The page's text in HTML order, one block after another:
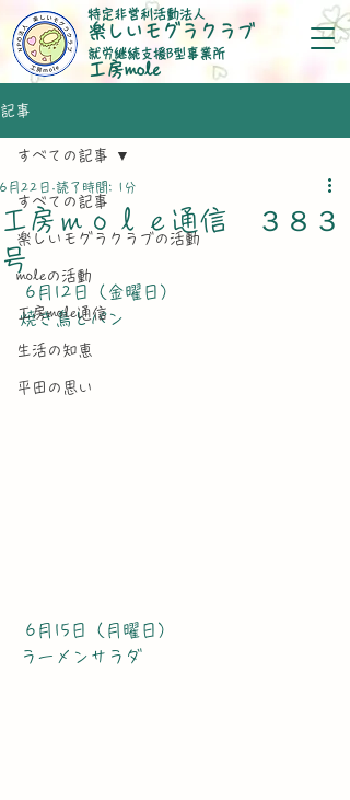
特定非営利活動法人
楽しいモグラクラブ
就労継続支援B型事業所
​工房mole
記事
すべての記事
楽しいモグラクラブの活動
moleの活動
工房mole通信
生活の知恵
平田の思い
すべての記事
工房ｍｏｌｅ通信 ３８３
号
6月22日 読了時間: 1分
6月12日（金曜日）
焼き鳥とパン
6月15日（月曜日）
ラーメンサラダ